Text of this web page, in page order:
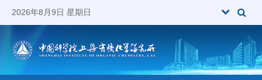
2026年8月9日 星期日